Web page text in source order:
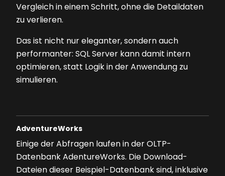
Vergleich in einem Schritt, ohne die Detaildaten
zu verlieren.
Das ist nicht nur eleganter, sondern auch
performanter: SQL Server kann damit intern
optimieren, statt Logik in der Anwendung zu
simulieren.
AdventureWorks
Einige der Abfragen laufen in der OLTP-
Datenbank AdentureWorks. Die Download-
Dateien dieser Beispiel-Datenbank sind, inklusive